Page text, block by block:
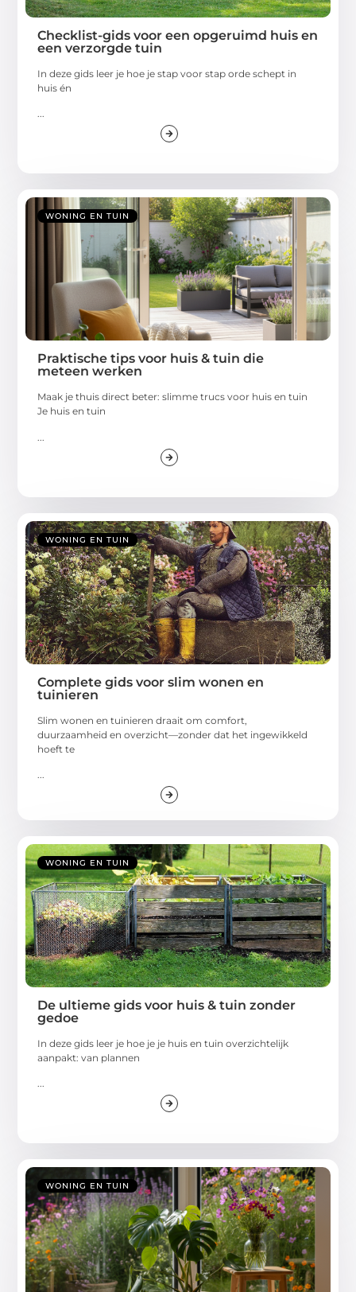
Checklist-gids voor een opgeruimd huis en
een verzorgde tuin
In deze gids leer je hoe je stap voor stap orde schept in
huis én
...
WONING EN TUIN
Praktische tips voor huis & tuin die
meteen werken
Maak je thuis direct beter: slimme trucs voor huis en tuin
Je huis en tuin
WONING EN TUIN
Complete gids voor slim wonen en
tuinieren
Slim wonen en tuinieren draait om comfort,
duurzaamheid en overzicht—zonder dat het ingewikkeld
hoeft te
...
WONING EN TUIN
De ultieme gids voor huis & tuin zonder
gedoe
In deze gids leer je hoe je je huis en tuin overzichtelijk
aanpakt: van plannen
...
WONING EN TUIN